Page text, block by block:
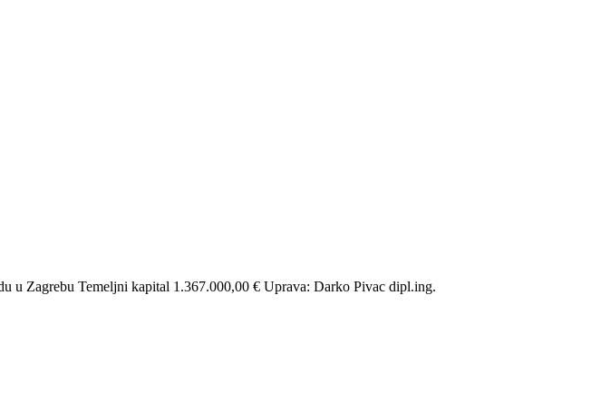
u Zagrebu Temeljni kapital 1.367.000,00 € Uprava: Darko Pivac dipl.ing.